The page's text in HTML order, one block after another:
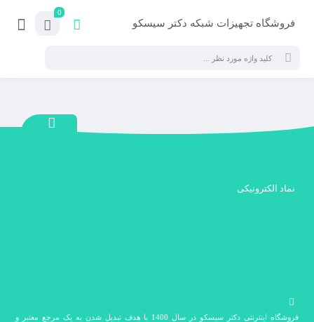
فروشگاه تجهیزات شبکه دکتر سیسکو
0
نماد الکترونیکی
فروشگاه اینترنتی دکتر سیسکو در سال 1400 با هدف تبدیل شدن به یک مرجع معتبر و